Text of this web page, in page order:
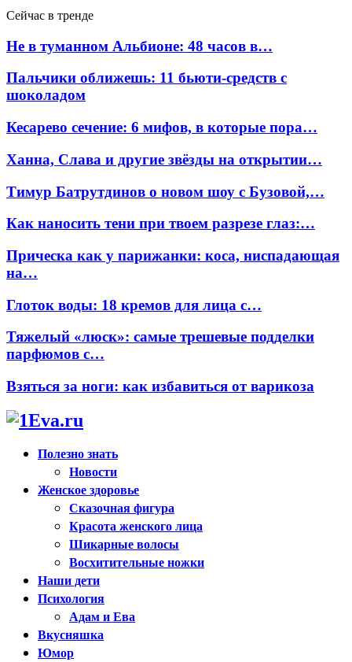
Сейчас в тренде
Не в туманном Альбионе: 48 часов в…
Пальчики оближешь: 11 бьюти-средств с
шоколадом
Кесарево сечение: 6 мифов, в которые пора…
Ханна, Слава и другие звёзды на открытии…
Тимур Батрутдинов о новом шоу с Бузовой,…
Как наносить тени при твоем разрезе глаз:…
Прическа как у парижанки: коса, ниспадающая
на…
Глоток воды: 18 кремов для лица с…
Тяжелый «люск»: самые трешевые подделки
парфюмов с…
Взяться за ноги: как избавиться от варикоза
Полезно знать
Новости
Женское здоровье
Сказочная фигура
Красота женского лица
Шикарные волосы
Восхитительные ножки
Наши дети
Психология
Адам и Ева
Вкусняшка
Юмор